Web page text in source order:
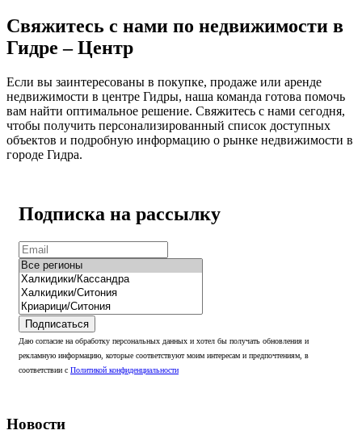
Свяжитесь с нами по недвижимости в
Гидре – Центр
Если вы заинтересованы в покупке, продаже или аренде
недвижимости в центре Гидры, наша команда готова помочь
вам найти оптимальное решение. Свяжитесь с нами сегодня,
чтобы получить персонализированный список доступных
объектов и подробную информацию о рынке недвижимости в
городе Гидра.
Подписка на рассылку
Подписаться
Даю согласие на обработку персональных данных и хотел бы получать обновления и
рекламную информацию, которые соответствуют моим интересам и предпочтениям, в
соответствии с Политикой конфиденциальности
Новости